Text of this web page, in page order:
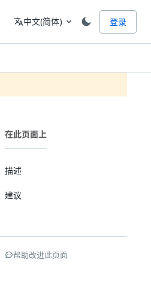
语言
translate中文(简体) expand_more 登录
在此页面上
描述
建议
帮助改进此页面